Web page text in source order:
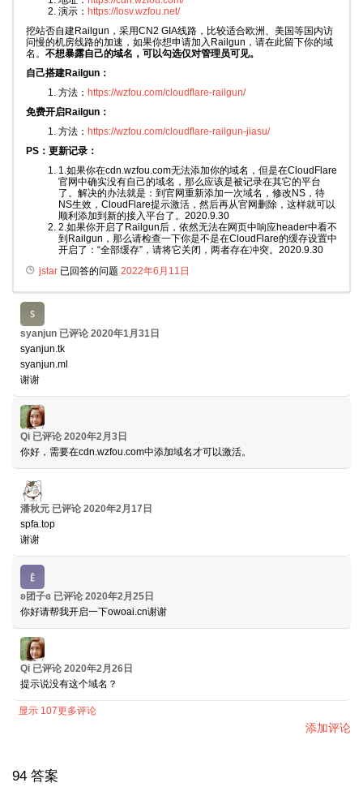
演示： https://losv.wzfou.net/
挖站否自建Railgun，采用CN2 GIA线路，比较适合欧洲、美国等国内访
问慢的机房线路的加速，如果你想申请加入Railgun，请在此留下你的域
名。 不想暴露自己的域名，可以勾选仅对管理员可见。
自己搭建Railgun：
方法： https://wzfou.com/cloudflare-railgun/
免费开启Railgun：
方法： https://wzfou.com/cloudflare-railgun-jiasu/
PS：更新记录：
1.如果你在cdn.wzfou.com无法添加你的域名，但是在CloudFlare
官网中确实没有自己的域名，那么应该是被记录在其它的平台
了。解决的办法就是：到官网重新添加一次域名，修改NS，待
NS生效，CloudFlare提示激活，然后再从官网删除，这样就可以
顺利添加到新的接入平台了。2020.9.30
2.如果你开启了Railgun后，依然无法在网页中响应header中看不
到Railgun，那么请检查一下你是不是在CloudFlare的缓存设置中
开启了：“全部缓存”，请将它关闭，两者存在冲突。2020.9.30
jstar 已回答的问题 2022年6月11日
syanjun 已评论 2020年1月31日
syanjun.tk
syanjun.ml
谢谢
Qi 已评论 2020年2月3日
你好，需要在cdn.wzfou.com中添加域名才可以激活。
潘秋元 已评论 2020年2月17日
spfa.top
谢谢
ʚ团子ɞ 已评论 2020年2月25日
你好请帮我开启一下owoai.cn谢谢
Qi 已评论 2020年2月26日
提示说没有这个域名？
显示 107更多评论
添加评论
94 答案